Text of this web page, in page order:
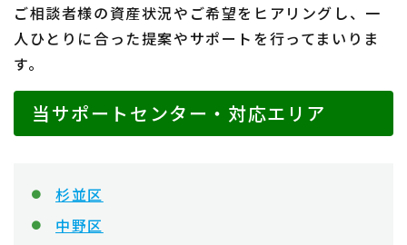
ご相談者様の資産状況やご希望をヒアリングし、一
人ひとりに合った提案やサポートを行ってまいりま
す。
当サポートセンター・対応エリア
杉並区
中野区